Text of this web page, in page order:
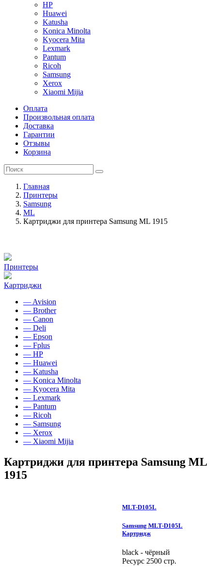
HP
Huawei
Katusha
Konica Minolta
Kyocera Mita
Lexmark
Pantum
Ricoh
Samsung
Xerox
Xiaomi Mijia
Оплата
Произвольная оплата
Доставка
Гарантии
Отзывы
Корзина
Главная
Принтеры
Samsung
ML
Картриджи для принтера Samsung ML 1915
Принтеры
Картриджи
— Avision
— Brother
— Canon
— Deli
— Epson
— Fplus
— HP
— Huawei
— Katusha
— Konica Minolta
— Kyocera Mita
— Lexmark
— Pantum
— Ricoh
— Samsung
— Xerox
— Xiaomi Mijia
Картриджи для принтера Samsung ML
1915
MLT-D105L
Samsung MLT-D105L
Картридж
black - чёрный
Ресурс 2500 стр.